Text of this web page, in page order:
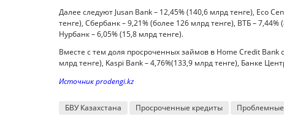
Далее следуют Jusan Bank – 12,45% (140,6 млрд тенге), Eco
тенге), Сбербанк – 9,21% (более 126 млрд тенге), ВТБ –
Нурбанк – 6,05% (15,8 млрд тенге).
Вместе с тем доля просроченных займов в Home Credit Bank
млрд тенге), Kaspi Bank – 4,76%(133,9 млрд тенге), Банке
Источник prodengi.kz
БВУ Казахстана Просроченные кредиты